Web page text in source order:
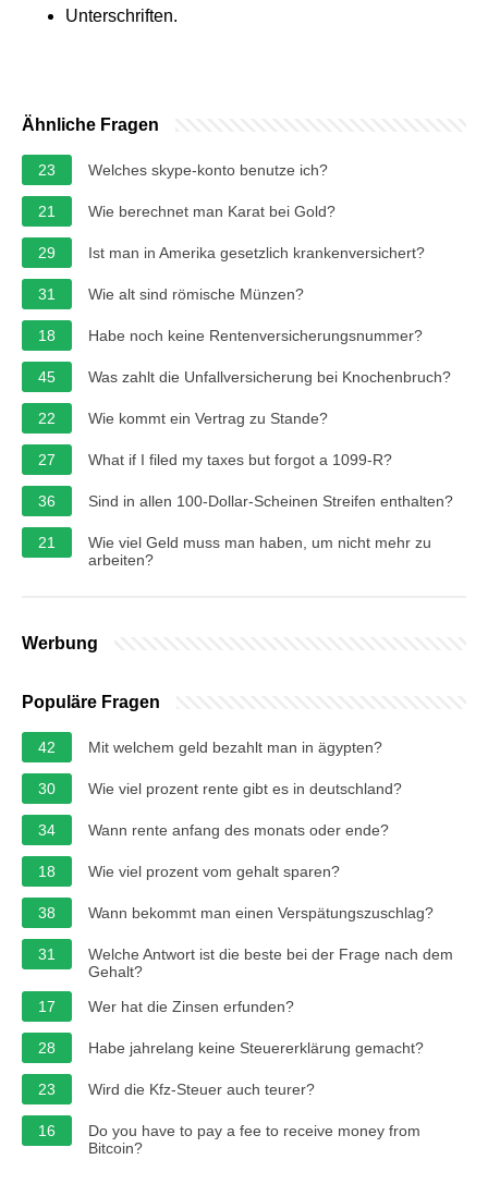
Unterschriften.
Ähnliche Fragen
23 Welches skype-konto benutze ich?
21 Wie berechnet man Karat bei Gold?
29 Ist man in Amerika gesetzlich krankenversichert?
31 Wie alt sind römische Münzen?
18 Habe noch keine Rentenversicherungsnummer?
45 Was zahlt die Unfallversicherung bei Knochenbruch?
22 Wie kommt ein Vertrag zu Stande?
27 What if I filed my taxes but forgot a 1099-R?
36 Sind in allen 100-Dollar-Scheinen Streifen enthalten?
21
Wie viel Geld muss man haben, um nicht mehr zu
arbeiten?
Werbung
Populäre Fragen
42 Mit welchem geld bezahlt man in ägypten?
30 Wie viel prozent rente gibt es in deutschland?
34 Wann rente anfang des monats oder ende?
18 Wie viel prozent vom gehalt sparen?
38 Wann bekommt man einen Verspätungszuschlag?
31
Welche Antwort ist die beste bei der Frage nach dem
Gehalt?
17
Wer hat die Zinsen erfunden?
28 Habe jahrelang keine Steuererklärung gemacht?
23 Wird die Kfz-Steuer auch teurer?
16
Do you have to pay a fee to receive money from
Bitcoin?